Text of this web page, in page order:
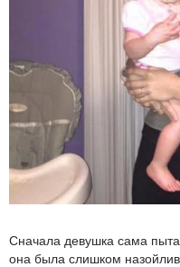
Сначала девушка сама
она была слишком